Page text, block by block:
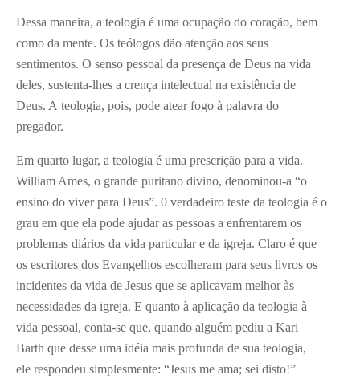
Dessa maneira, a teologia é uma ocupação do coração, bem
como da mente. Os teólogos dão atenção aos seus
sentimentos. O senso pessoal da presença de Deus na vida
deles, sustenta-lhes a crença intelectual na existência de
Deus. A teologia, pois, pode atear fogo à palavra do
pregador.
Em quarto lugar, a teologia é uma prescrição para a vida.
William Ames, o grande puritano divino, denominou-a “o
ensino do viver para Deus”. 0 verdadeiro teste da teologia é o
grau em que ela pode ajudar as pessoas a enfrentarem os
problemas diários da vida particular e da igreja. Claro é que
os escritores dos Evangelhos escolheram para seus livros os
incidentes da vida de Jesus que se aplicavam melhor às
necessidades da igreja. E quanto à aplicação da teologia à
vida pessoal, conta-se que, quando alguém pediu a Kari
Barth que desse uma idéia mais profunda de sua teologia,
ele respondeu simplesmente: “Jesus me ama; sei disto!”